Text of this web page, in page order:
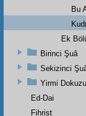
Bu
Ek
Birinci Şuâ
Sekizinci
Yirmi
Ed-Dai
Fihrist